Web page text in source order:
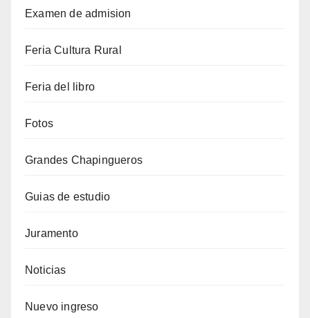
Examen de admision
Feria Cultura Rural
Feria del libro
Fotos
Grandes Chapingueros
Guias de estudio
Juramento
Noticias
Nuevo ingreso